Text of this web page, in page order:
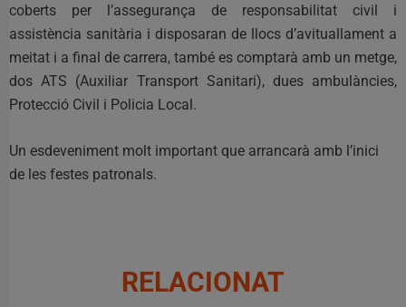
coberts per l’assegurança de responsabilitat civil i
assistència sanitària i disposaran de llocs d’avituallament a
meitat i a final de carrera, també es comptarà amb un metge,
dos ATS (Auxiliar Transport Sanitari), dues ambulàncies,
Protecció Civil i Policia Local.
Un esdeveniment molt important que arrancarà amb l’inici
de les festes patronals.
RELACIONAT